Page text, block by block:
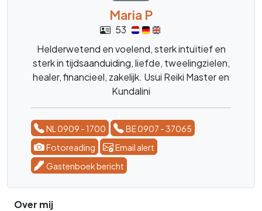
Maria P
53
Helderwetend en voelend, sterk intuïtief en
sterk in tijdsaanduiding, liefde, tweelingzielen,
healer, financieel, zakelijk. Usui Reiki Master en
Kundalini
NL 0909 - 1700
BE 0907 - 37065
Fotoreading
Email alert
Gastenboek bericht
Over mij